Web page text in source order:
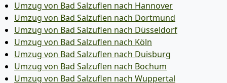
Umzug von Bad Salzuflen nach Hannover
Umzug von Bad Salzuflen nach Dortmund
Umzug von Bad Salzuflen nach Düsseldorf
Umzug von Bad Salzuflen nach Köln
Umzug von Bad Salzuflen nach Duisburg
Umzug von Bad Salzuflen nach Bochum
Umzug von Bad Salzuflen nach Wuppertal